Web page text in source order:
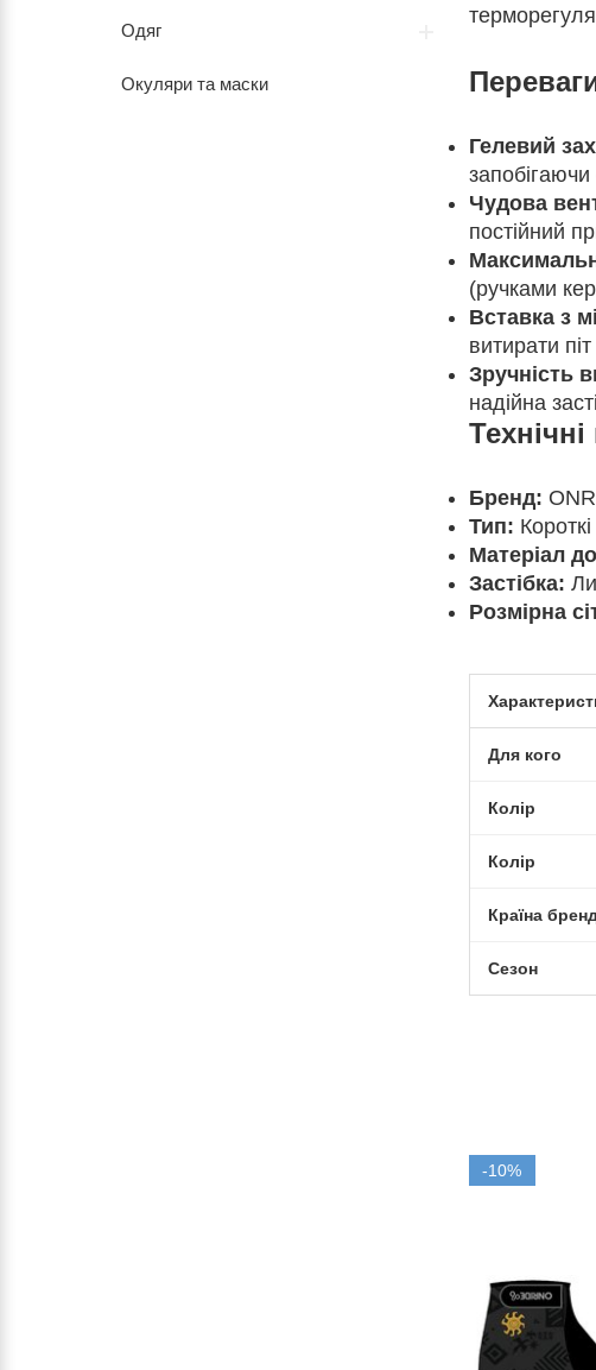
Гелевий
Чудова
постійний
(ручками
Вставка з
витирати
Зручність
надійна
Бренд:
Тип:
Матеріал
Застібка:
Розмірна
Для кого
Колір
Колір
Країна
Сезон
-10%
Одяг
Окуляри та маски